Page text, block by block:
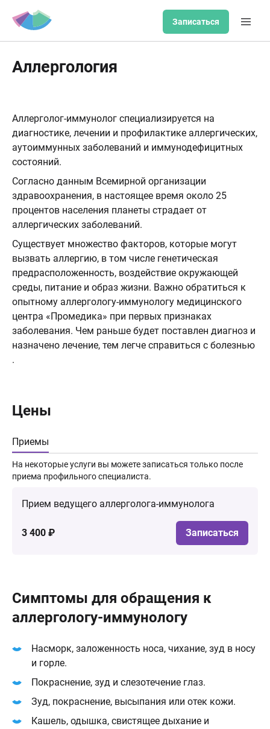
Записаться
Аллергология
Аллерголог-иммунолог специализируется на
диагностике, лечении и профилактике аллергических,
аутоиммунных заболеваний и иммунодефицитных
состояний.
Согласно данным Всемирной организации
здравоохранения, в настоящее время около 25
процентов населения планеты страдает от
аллергических заболеваний.
Существует множество факторов, которые могут
вызвать аллергию, в том числе генетическая
предрасположенность, воздействие окружающей
среды, питание и образ жизни. Важно обратиться к
опытному аллергологу-иммунологу медицинского
центра «Промедика» при первых признаках
заболевания. Чем раньше будет поставлен диагноз и
назначено лечение, тем легче справиться с болезнью
.
Цены
Приемы
На некоторые услуги вы можете записаться только после
приема профильного специалиста.
Прием ведущего аллерголога-иммунолога
3 400 ₽ Записаться
Симптомы для обращения к
аллергологу-иммунологу
Насморк, заложенность носа, чихание, зуд в носу
и горле.
Покраснение, зуд и слезотечение глаз.
Зуд, покраснение, высыпания или отек кожи.
Кашель, одышка, свистящее дыхание и